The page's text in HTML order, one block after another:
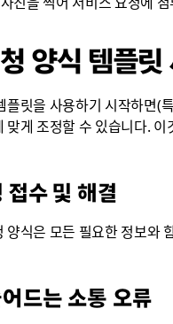
양식 템플릿
플릿을 사용하기 시작하면(
맞게 조정할 수 있습니다.
접수 및 해결
양식은 모든 필요한 정보와
드는 소통 오류